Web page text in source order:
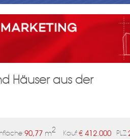
die zu Ihren Suchkriterien
eingegebenen Daten verarbeiten.
Häuser aus der
90,77 m2 Kauf:€ 412.000 PLZ: